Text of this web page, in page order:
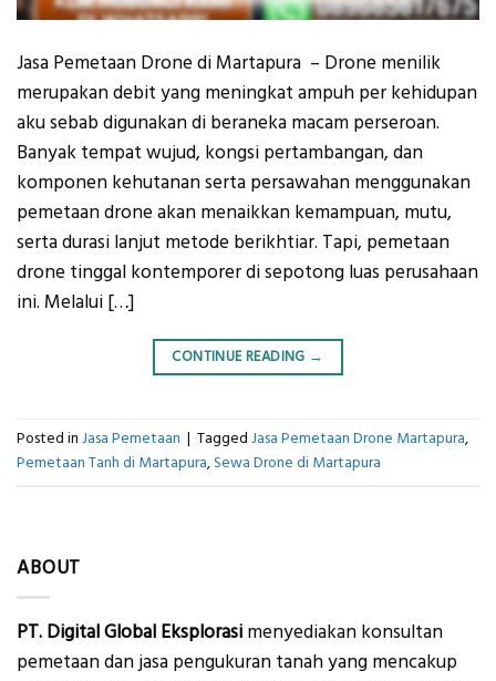
Jasa Pemetaan Drone di Martapura – Drone menilik
merupakan debit yang meningkat ampuh per kehidupan
aku sebab digunakan di beraneka macam perseroan.
Banyak tempat wujud, kongsi pertambangan, dan
komponen kehutanan serta persawahan menggunakan
pemetaan drone akan menaikkan kemampuan, mutu,
serta durasi lanjut metode berikhtiar. Tapi, pemetaan
drone tinggal kontemporer di sepotong luas perusahaan
ini. Melalui […]
CONTINUE READING →
Posted in Jasa Pemetaan | Tagged Jasa Pemetaan Drone Martapura,
Pemetaan Tanh di Martapura,Sewa Drone di Martapura
ABOUT
PT. Digital Global Eksplorasi menyediakan konsultan
pemetaan dan jasa pengukuran tanah yang mencakup